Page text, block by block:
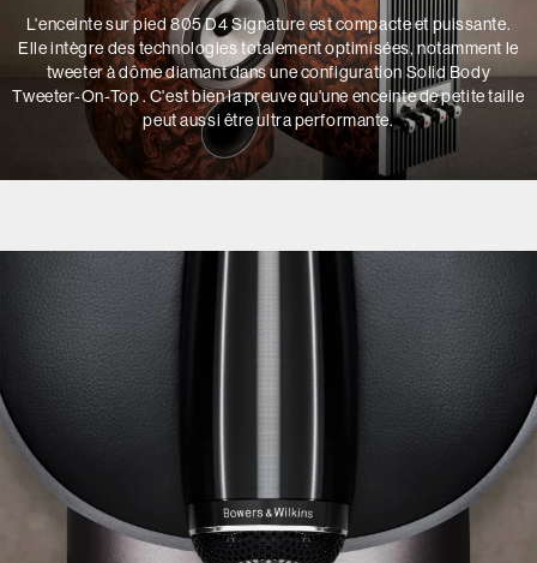
L'enceinte sur pied 805 D4 Signature est compacte et puissante.
Elle intègre des technologies totalement optimisées, notamment le
tweeter à dôme diamant dans une configuration Solid Body
Tweeter-On-Top . C'est bien la preuve qu'une enceinte de petite taille
peut aussi être ultra performante.